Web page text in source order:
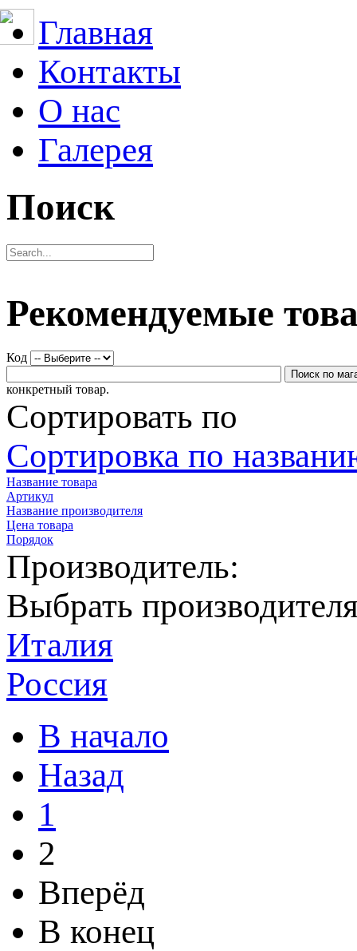
Главная
Контакты
О нас
Галерея
Поиск
Рекомендуемые
Код
конкретный товар.
Сортировать по
Сортировка по
Название товара
Артикул
Название производителя
Цена товара
Порядок
Производитель:
Выбрать
Италия
Россия
В начало
Назад
1
2
Вперёд
В конец